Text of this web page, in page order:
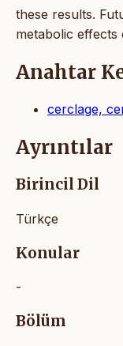
these results.
metabolic effects
Anahtar
cerclage,
Ayrıntılar
Birincil Dil
Türkçe
Konular
-
Bölüm